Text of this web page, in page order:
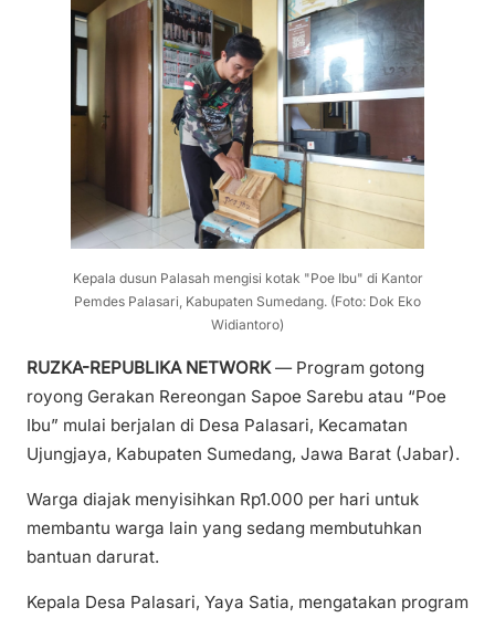
Kepala dusun Palasah mengisi kotak "Poe Ibu" di Kantor
Pemdes Palasari, Kabupaten Sumedang. (Foto: Dok Eko
Widiantoro)
RUZKA-REPUBLIKA NETWORK— Program gotong
royong Gerakan Rereongan Sapoe Sarebu atau “Poe
Ibu” mulai berjalan di Desa Palasari, Kecamatan
Ujungjaya, Kabupaten Sumedang, Jawa Barat (Jabar).
Warga diajak menyisihkan Rp1.000 per hari untuk
membantu warga lain yang sedang membutuhkan
bantuan darurat.
Kepala Desa Palasari, Yaya Satia, mengatakan program